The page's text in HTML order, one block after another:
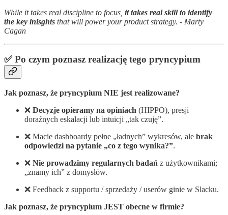
While it takes real discipline to focus, it takes real skill to identify
the key inisghts that will power your product strategy. - Marty
Cagan
✅ Po czym poznasz realizację tego pryncypium
Jak poznasz, że pryncypium NIE jest realizowane?
❌ Decyzje opieramy na opiniach (HIPPO), presji
doraźnych eskalacji lub intuicji „tak czuję”.
❌ Macie dashboardy pełne „ładnych” wykresów, ale brak
odpowiedzi na pytanie „co z tego wynika?”.
❌ Nie prowadzimy regularnych badań z użytkownikami;
„znamy ich” z domysłów.
❌ Feedback z supportu / sprzedaży / userów ginie w Slacku.
Jak poznasz, że pryncypium JEST obecne w firmie?